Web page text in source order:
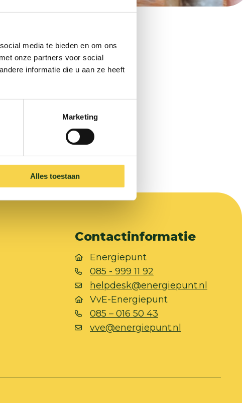
media te bieden en om ons
onze partners voor social
informatie die u aan ze heeft
Marketing
Alles toestaan
je? Vraag een gratis
Na een
te stappen. Plan met 1
Contactinformatie
Energiepunt
085 - 999 11 92
helpdesk@energiepunt.nl
VvE-Energiepunt
085 – 016 50 43
vve@energiepunt.nl